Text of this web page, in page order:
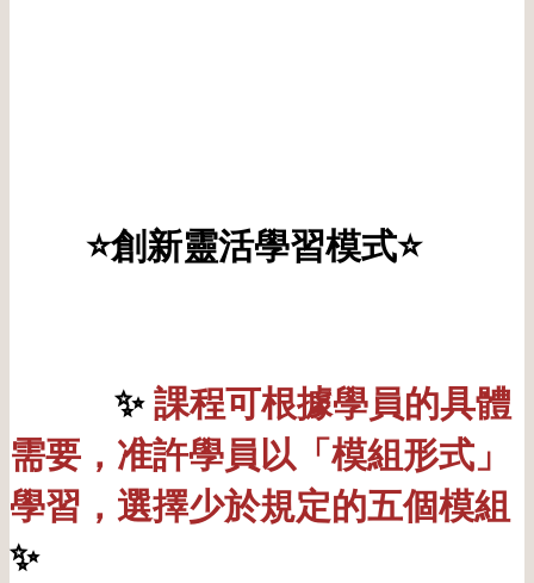
⭐創新靈活學習模式⭐
✨課程可根據學員的具體
需要，准許學員以「模組形式」
學習，選擇少於規定的五個模組
✨